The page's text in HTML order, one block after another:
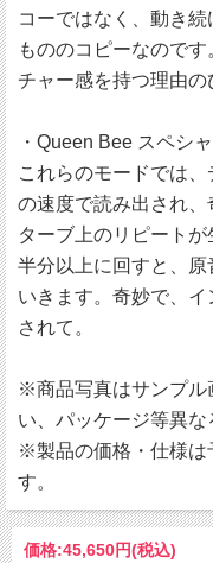
コーではなく、動き
もののコピーなので
チャー感を持つ理由の
・Queen Bee スペシ
これらのモードでは
の速度で読み出され
ターブ上のリピート
半分以上に回すと、
いきます。奇妙で、
されて。
※商品写真はサンプル
い、パッケージ等異な
※製品の価格・仕様は
す。
価格:45,650円(税込)